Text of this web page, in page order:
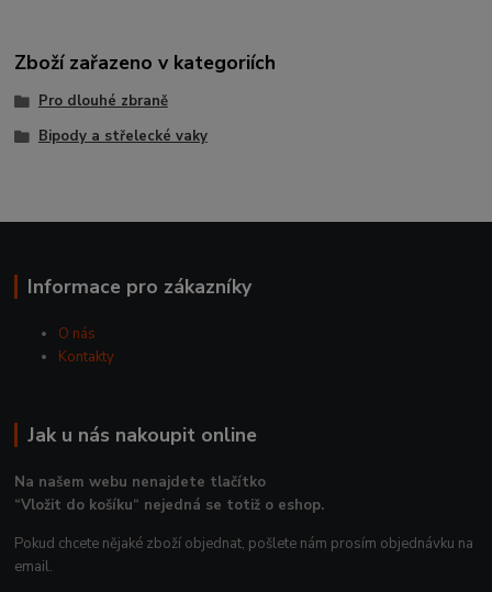
Zboží zařazeno v kategoriích
Pro dlouhé zbraně
Bipody a střelecké vaky
Informace pro zákazníky
O nás
Kontakty
Jak u nás nakoupit online
Na našem webu nenajdete tlačítko
“Vložit do košíku“ nejedná se totiž o eshop.
Pokud chcete nějaké zboží objednat, pošlete nám prosím objednávku na
email.